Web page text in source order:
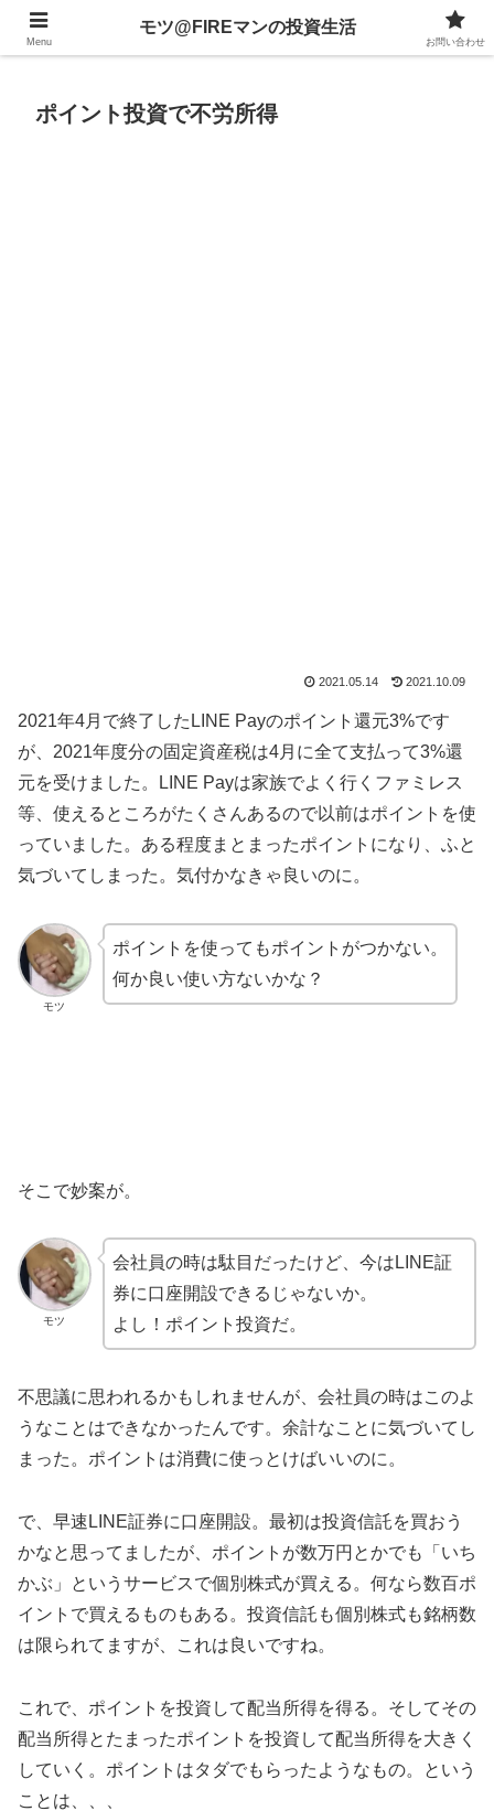
不動産、投資信託、暗号資産、株式、等々への投資について
ポイント投資で不労所得
2021.05.14 2021.10.09
2021年4月で終了したLINE Payのポイント還元3%です
が、2021年度分の固定資産税は4月に全て支払って3%還
元を受けました。LINE Payは家族でよく行くファミレス
等、使えるところがたくさんあるので以前はポイントを使
っていました。ある程度まとまったポイントになり、ふと
気づいてしまった。気付かなきゃ良いのに。
モツ
ポイントを使ってもポイントがつかない。
何か良い使い方ないかな？
そこで妙案が。
モツ
会社員の時は駄目だったけど、今はLINE証
券に口座開設できるじゃないか。
よし！ポイント投資だ。
不思議に思われるかもしれませんが、会社員の時はこのよ
うなことはできなかったんです。余計なことに気づいてし
まった。ポイントは消費に使っとけばいいのに。
で、早速LINE証券に口座開設。最初は投資信託を買おう
かなと思ってましたが、ポイントが数万円とかでも「いち
かぶ」というサービスで個別株式が買える。何なら数百ポ
イントで買えるものもある。投資信託も個別株式も銘柄数
は限られてますが、これは良いですね。
これで、ポイントを投資して配当所得を得る。そしてその
配当所得とたまったポイントを投資して配当所得を大きく
していく。ポイントはタダでもらったようなもの。という
ことは、、、
Menu
モツ@FIREマンの投資生活
お問い合わせ